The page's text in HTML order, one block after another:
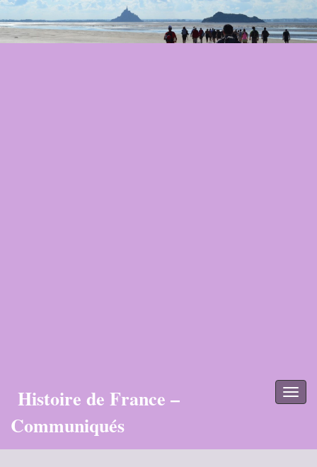
Histoire de France –
Communiqués